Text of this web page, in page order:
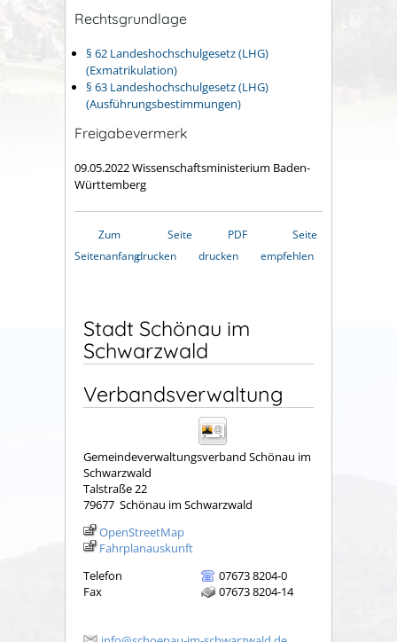
Rechtsgrundlage
§ 62 Landeshochschulgesetz (LHG)
(Exmatrikulation)
§ 63 Landeshochschulgesetz (LHG)
(Ausführungsbestimmungen)
Freigabevermerk
09.05.2022 Wissenschaftsministerium Baden-
Württemberg
Zum
Seitenanfang
Seite
drucken
PDF
drucken
Seite
empfehlen
Stadt Schönau im
Schwarzwald
Verbandsverwaltung
Gemeindeverwaltungsverband Schönau im
Schwarzwald
Talstraße 22
79677 Schönau im Schwarzwald
OpenStreetMap
Fahrplanauskunft
Telefon
07673 8204-0
Fax
07673 8204-14